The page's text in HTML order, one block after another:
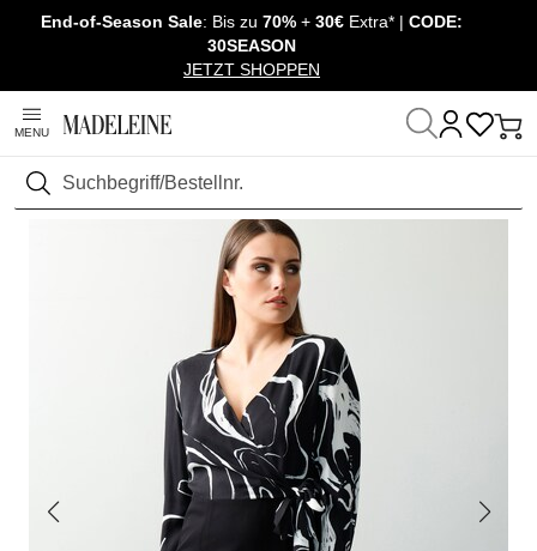
Überspringe Navigation, direkt zum Content
End-of-Season Sale: Bis zu 70% + 30€ Extra* | CODE:
30SEASON
JETZT SHOPPEN
MENU
Suchen
Startseite Sale Outlet